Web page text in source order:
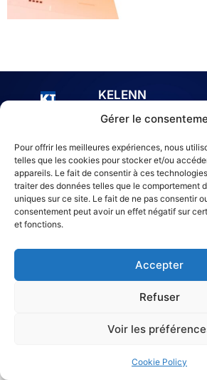
Gérer le
Pour offrir les meilleures expériences, nous
telles que les cookies pour stocker et/ou
appareils. Le fait de consentir à ces
traiter des données telles que le comportement
uniques sur ce site. Le fait de ne pas consentir
consentement peut avoir un effet négatif sur
et fonctions.
Accepter
Refuser
Voir les
Cookie Policy
KELENN
6 rue
91430 Igny,
France
www.kelenntech.com